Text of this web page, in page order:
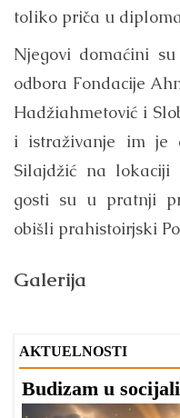
toliko priča u
Njegovi domaćini
odbora Fondacije
Hadžiahmetović i
i istraživanje im je
Silajdžić na lokaciji
gosti su u pratnji
obišli prahistoirjski
Galerija
AKTUELNOSTI
Budizam u